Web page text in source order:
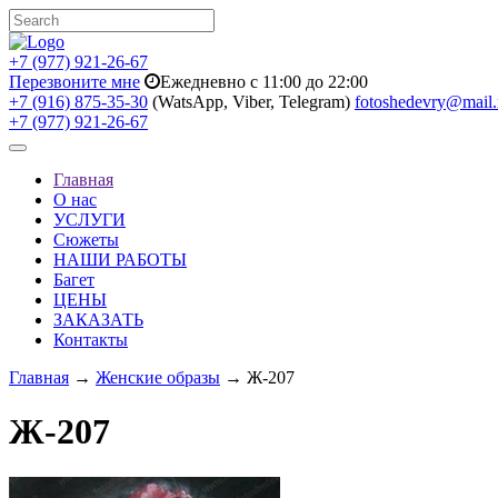
+7 (977) 921-26-67
Перезвоните мне
Ежедневно с 11:00 до 22:00
+7 (916) 875-35-30 (WatsApp, Viber, Telegram)
+7 (977) 921-26-67
Toggle
navigationГлавная
О нас
УСЛУГИ
Сюжеты
НАШИ РАБОТЫ
Багет
ЦЕНЫ
ЗАКАЗАТЬ
Контакты
Главная → Женские образы → Ж-207
Ж-207